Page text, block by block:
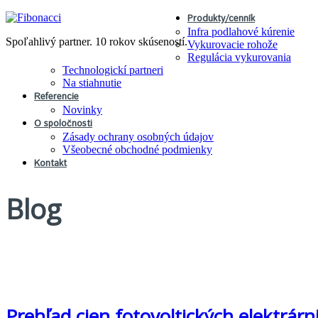
Spoľahlivý partner. 10 rokov skúseností.
Produkty/cenník
Infra podlahové kúrenie
Vykurovacie rohože
Regulácia vykurovania
Technologickí partneri
Na stiahnutie
Referencie
Novinky
O spoločnosti
Zásady ochrany osobných údajov
Všeobecné obchodné podmienky
Kontakt
Blog